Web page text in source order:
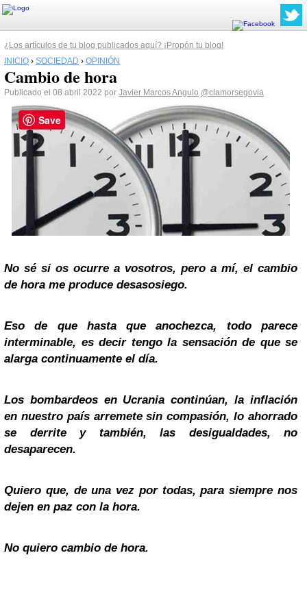
¿Los artículos de tu blog publicados aquí? ¡Propón tu blog!
INICIO › SOCIEDAD › OPINIÓN
Cambio de hora
Publicado el 08 abril 2022 por Javier Marcos Angulo @clamorsegovia
No sé si os ocurre a vosotros, pero a mí, el cambio
de hora me produce desasosiego.
Eso de que hasta que anochezca, todo parece
interminable, es decir tengo la sensación de que se
alarga continuamente el día.
Los bombardeos en Ucrania continúan, la inflación
en nuestro país arremete sin compasión, lo ahorrado
se derrite y también, las desigualdades, no
desaparecen.
Quiero que, de una vez por todas, para siempre nos
dejen en paz con la hora.
No quiero cambio de hora.
Save